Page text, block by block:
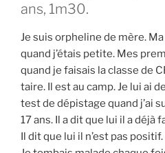
ans, 1m30.
Je suis orphe­line de mère.
quand j’étais petite. Mes
quand je fai­sais la classe de
taire. Il est au camp. Je lui ai
test de dépis­tage quand j’ai
17 ans. Il a dit que lui il a déjà
Il dit que lui il n’est pas posi­tif.